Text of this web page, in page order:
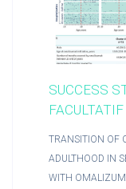
POUR EN SAVOIR
Nous
SUCCESS
FACULTATIF
TRANSITION OF
ADULTHOOD IN
WITH